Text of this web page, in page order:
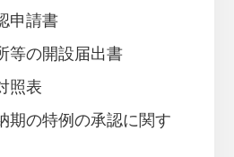
申請書
等の開設届出書
照表
期の特例の承認に関す